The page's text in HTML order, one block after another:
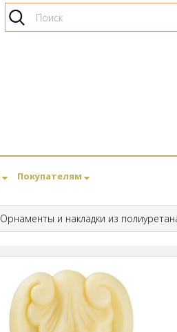
Покупателям
Орнаменты и накладки из